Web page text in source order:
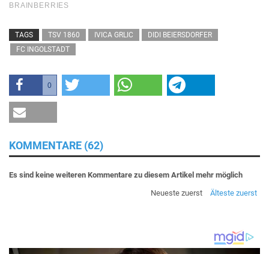
TAGS TSV 1860 IVICA GRLIC
DIDI BEIERSDORFER
FC INGOLSTADT
0
KOMMENTARE (62)
Es sind keine weiteren Kommentare zu diesem Artikel mehr möglich
Neueste zuerst
Älteste zuerst